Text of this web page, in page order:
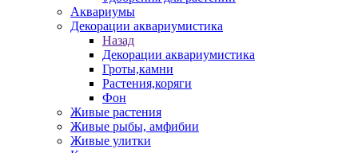
Аквариумы
Декорации аквариумистика
Назад
Декорации аквариумистика
Гроты,камни
Растения,коряги
Фон
Живые растения
Живые рыбы, амфибии
Живые улитки